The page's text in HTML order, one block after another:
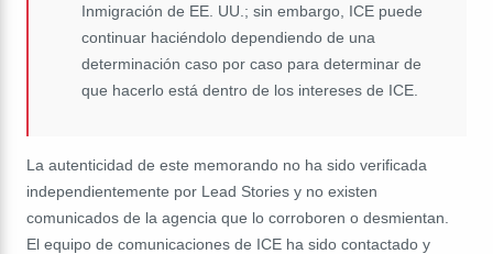
Inmigración de EE. UU.; sin embargo, ICE puede
continuar haciéndolo dependiendo de una
determinación caso por caso para determinar de
que hacerlo está dentro de los intereses de ICE.
La autenticidad de este memorando no ha sido verificada
independientemente por Lead Stories y no existen
comunicados de la agencia que lo corroboren o desmientan.
El equipo de comunicaciones de ICE ha sido contactado y